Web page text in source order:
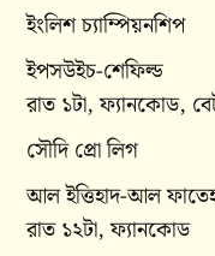
ইংলিশ চ্যাম্পিয়নশিপ
ইপসউইচ-শেফিল্ড
রাত ১টা, ফ্যানকোড,
সৌদি প্রো লিগ
আল ইত্তিহাদ-আল
রাত ১২টা, ফ্যানকোড